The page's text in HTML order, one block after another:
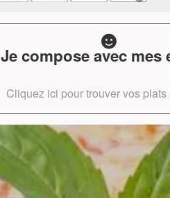
Je compose avec mes
Cliquez ici pour trouver vos plats